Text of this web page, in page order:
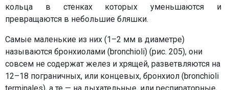
кольца в стенках которых уменьшаются и
превращаются в небольшие бляшки.
Самые маленькие из них (1–2 мм в диаметре)
называются бронхиолами (bronchioli) (рис. 205), они
совсем не содержат желез и хрящей, разветвляются на
12–18 пограничных, или концевых, бронхиол (bronchioli